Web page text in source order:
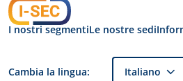
I nostri segmentiLe nostre sedi
Cambia la lingua: Italiano